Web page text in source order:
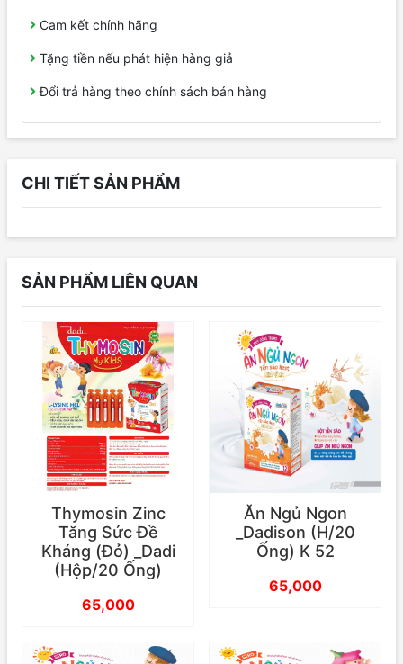
Cam kết chính hãng
Tặng tiền nếu phát hiện hàng giả
Đổi trả hàng theo chính sách bán hàng
CHI TIẾT SẢN PHẨM
SẢN PHẨM LIÊN QUAN
Thymosin Zinc
Tăng Sức Đề
Kháng (Đỏ) _Dadi
(Hộp/20 Ống)
65,000
Ăn Ngủ Ngon
_Dadison (H/20
Ống) K 52
65,000